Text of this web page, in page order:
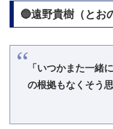
🔵遠野貴樹（とお
「いつかまた一緒
の根拠もなくそう思